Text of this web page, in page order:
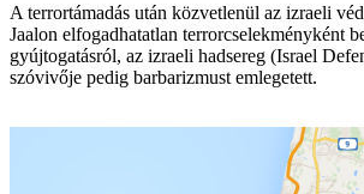
A terrortámadás után közvetlenül az izraeli
Jaalon elfogadhatatlan terrorcselekményként
gyújtogatásról, az izraeli hadsereg (Israel
szóvivője pedig barbarizmust emlegetett.